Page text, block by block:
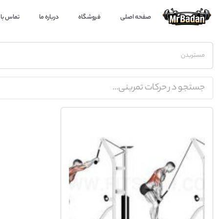
صفحه اصلی فروشگاه درباره ما تماس
مستربدن
جستجو در حرکات تمرینی...